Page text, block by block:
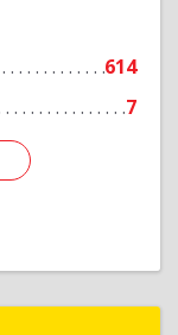
614
7
Подробнее